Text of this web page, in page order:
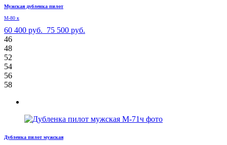
Мужская дубленка пилот
М-80 к
60 400 руб. 75 500 руб.
46
48
52
54
56
58
Дубленка пилот мужская